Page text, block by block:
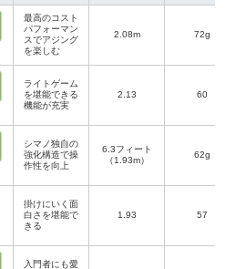
最高のコスト
パフォーマン
スでアジング
を楽しむ
2.08m 72g
ライトゲーム
を堪能できる
機能が充実
2.13 60
シマノ独自の
強化構造で操
作性を向上
6.3フィート
（1.93m）
62g
掛けにいく面
白さを堪能で
きる
1.93 57
入門者にも愛